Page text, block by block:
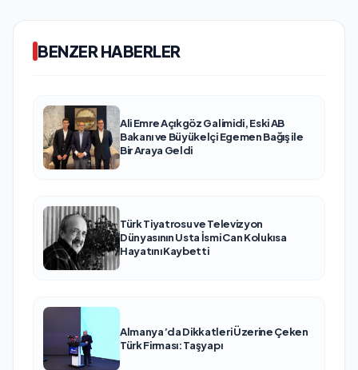
BENZER HABERLER
Ali Emre Açıkgöz Galimidi, Eski AB
Bakanı ve Büyükelçi Egemen Bağış ile
Bir Araya Geldi
Türk Tiyatrosu ve Televizyon
Dünyasının Usta İsmi Can Kolukısa
Hayatını Kaybetti
Almanya’da Dikkatleri Üzerine Çeken
Türk Firması: Taşyapı